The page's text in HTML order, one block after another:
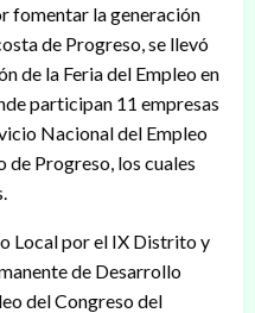
fomentar la generación
de Progreso, se llevó
de la Feria del Empleo en
participan 11 empresas
Nacional del Empleo
de Progreso, los cuales
Local por el IX Distrito y
de Desarrollo
del Congreso del